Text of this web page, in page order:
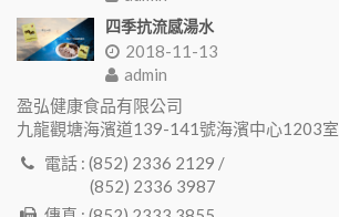
四季抗流感湯水
2018-11-13
admin
盈弘健康食品有限公司
九龍觀塘海濱道139-141號海濱中心1203室
電話 : (852) 2336 2129 /
(852) 2336 3987